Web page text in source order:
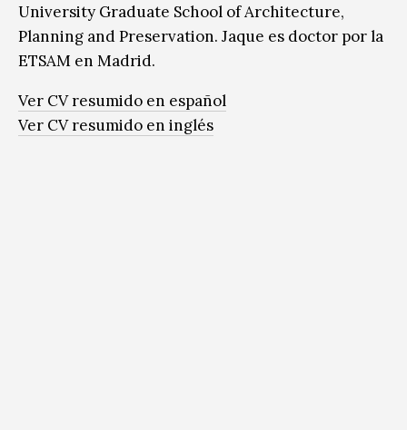
University Graduate School of Architecture,
Planning and Preservation. Jaque es doctor por la
ETSAM en Madrid.
Ver CV resumido en español
Ver CV resumido en inglés